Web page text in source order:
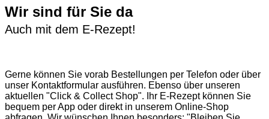
Wir sind für Sie da
Auch mit dem E-Rezept!
Gerne können Sie vorab Bestellungen per Telefon oder über
unser Kontaktformular ausführen. Ebenso über unseren
aktuellen "Click & Collect Shop". Ihr E-Rezept können Sie
bequem per App oder direkt in unserem Online-Shop